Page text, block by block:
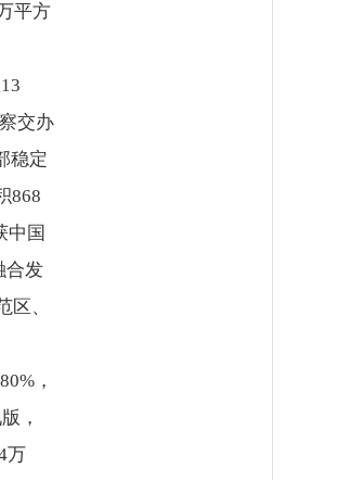
平方
交办
稳定
868
中国
合发
、
，
，
万